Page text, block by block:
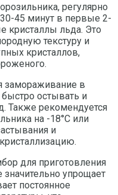
регулярно
45 минут в первые 2-
кристаллы льда. Это
текстуру и
кристаллов,
замораживание в
остывать и
Также рекомендуется
на -18°C или
и
для приготовления
упрощает
постоянное